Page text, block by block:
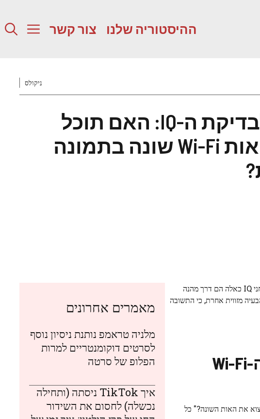
ההיסטוריה שלנו צור קשר
ניקולס
חידת מוח לבדיקת ה-IQ: האם תוכל
לזהות איזה אות Wi-Fi שונה בתמונה
חידות מוח הן דרך נהדרת לבדוק את רמת האינטליגנציה שלנו, ולפעמים הן מצריכות חשיבה יצירתית מחוץ לקופסה. סוגי מבחני IQ כאלה הם דרך מהנה
מזווית אחרת, כי התשובה
חידת מוח לבדיקת IQ: האם תוכל למצוא את אות ה-Wi-Fi
את האות השונה?" כל
מאמרים אחרונים
מלניה טראמפ נותנת ניסיון נוסף
לסרטים דוקומנטריים למרות
הפלופ של סרטה
איך TikTok ניסתה (ותחילה
נכשלה) לחסום את השידור